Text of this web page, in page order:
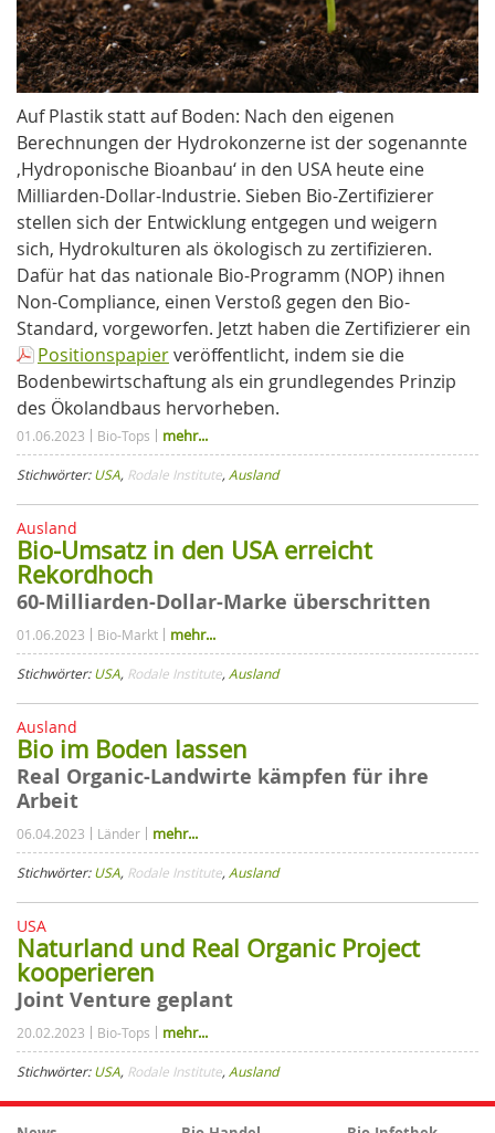
Auf Plastik statt auf Boden: Nach den eigenen
Berechnungen der Hydrokonzerne ist der sogenannte
‚Hydroponische Bioanbau‘ in den USA heute eine
Milliarden-Dollar-Industrie. Sieben Bio-Zertifizierer
stellen sich der Entwicklung entgegen und weigern
sich, Hydrokulturen als ökologisch zu zertifizieren.
Dafür hat das nationale Bio-Programm (NOP) ihnen
Non-Compliance, einen Verstoß gegen den Bio-
Standard, vorgeworfen. Jetzt haben die Zertifizierer ein
Positionspapierveröffentlicht, indem sie die
Bodenbewirtschaftung als ein grundlegendes Prinzip
des Ökolandbaus hervorheben.
01.06.2023 Bio-Tops mehr...
Stichwörter:USA, Rodale Institute,Ausland
Ausland
Bio-Umsatz in den USA erreicht
Rekordhoch
60-Milliarden-Dollar-Marke überschritten
01.06.2023 Bio-Markt mehr...
Stichwörter:USA, Rodale Institute,Ausland
Ausland
Bio im Boden lassen
Real Organic-Landwirte kämpfen für ihre
Arbeit
06.04.2023 Länder mehr...
Stichwörter:USA, Rodale Institute,Ausland
USA
Naturland und Real Organic Project
kooperieren
Joint Venture geplant
20.02.2023 Bio-Tops mehr...
Stichwörter:USA, Rodale Institute,Ausland